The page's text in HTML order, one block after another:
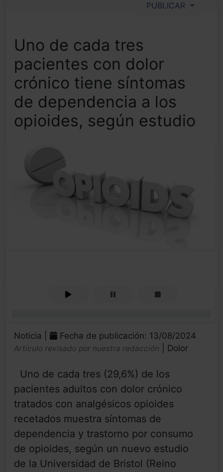
PUBLICAR
Uno de cada tres
pacientes con dolor
crónico tiene síntomas
de dependencia a los
opioides, según estudio
Noticia | Fecha de publicación: 13/08/2024
Artículo revisado por nuestra redacción | Dolor
Uno de cada tres (29,6%) de los
pacientes adultos con dolor crónico
tratados con analgésicos opioides
recetados muestra síntomas de
dependencia y trastorno por consumo
de opioides, según un nuevo estudio
de la Universidad de Bristol (Reino